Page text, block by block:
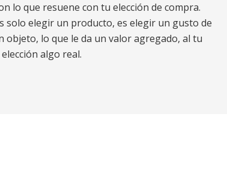
lo que resuene con tu elección de compra.
solo elegir un producto, es elegir un gusto de
lo que le da un valor agregado, al tu
algo real.